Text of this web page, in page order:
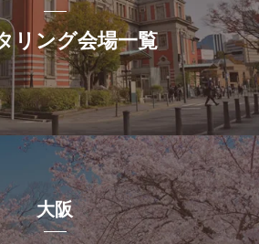
リング会場一覧
大阪